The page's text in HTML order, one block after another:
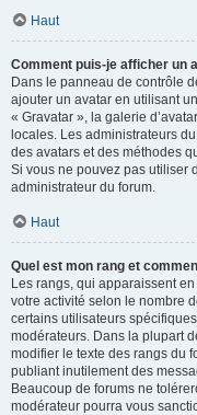
Haut
Comment puis-je afficher un
Dans le panneau de contrôle
ajouter un avatar en utilisant
« Gravatar », la galerie
locales. Les administrateurs
des avatars et des méthodes
Si vous ne pouvez pas utiliser
administrateur du forum.
Haut
Quel est mon rang et
Les rangs, qui apparaissent
votre activité selon le nombre
certains utilisateurs
modérateurs. Dans la plupart
modifier le texte des rangs du
publiant inutilement des
Beaucoup de forums ne
modérateur pourra vous